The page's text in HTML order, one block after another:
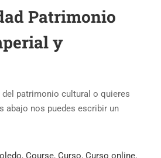
Patrimonio
y
patrimonio cultural o quieres
abajo nos puedes escribir un